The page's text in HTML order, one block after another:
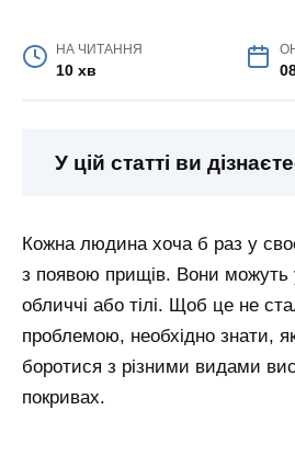
НА ЧИТАННЯ
10 хв
У цій статті ви
Кожна людина хоча б раз у
з появою прищів. Вони можуть
обличчі або тілі. Щоб це не
проблемою, необхідно знати,
боротися з різними видами
покривах.